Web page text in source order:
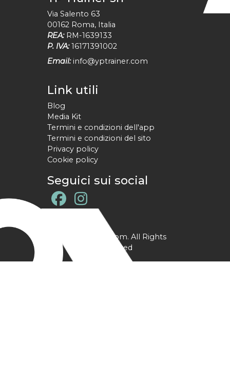
Via Salento 63
00162 Roma, Italia
REA: RM-1639133
P. IVA: 16171391002
Email: info@yptrainer.com
Link utili
Blog
Media Kit
Termini e condizioni dell'app
Termini e condizioni del sito
Privacy policy
Cookie policy
Seguici sui social
@ YPtrainer.com. All Rights
Reserved